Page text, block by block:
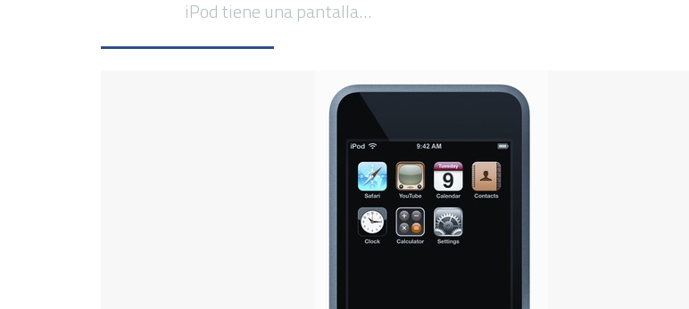
iPod tiene una pantalla…